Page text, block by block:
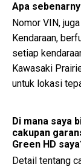
Apa
Nomor VIN,
Kendaraan,
setiap
Kawasaki
untuk lokasi
Di mana saya
cakupan
Green HD
Detail tentang